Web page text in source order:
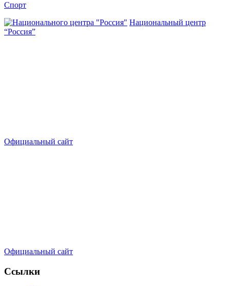
Спорт
Национальный центр
“Россия”
Официальный сайт
Официальный сайт
Ссылки